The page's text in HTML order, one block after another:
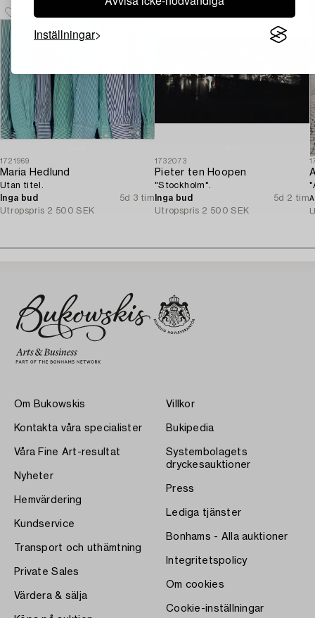
Inställningar
1721969
Maria Hedlund
Utan titel.
Inga bud
5d 3 tim
Utropspris 2 500 SEK
1732073
Pieter ten Hoopen
"Stockholm".
Inga bud
5d 2 tim
Utropspris 2 500 SEK
Om Bukowskis
Kontakta våra specialister
Våra Fine Art-resultat
Nyheter
Hemvärdering
Kundservice
Transport och uthämtning
Private Sales
Värdera & sälja
Villkor
Bukipedia
Systembolagets
dryckesauktioner
Press
Lediga tjänster
Bonhams - Alla auktioner
Integritetspolicy
Om cookies
Cookie-inställningar